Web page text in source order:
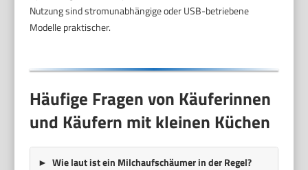
Nutzung sind stromunabhängige oder USB-betriebene
Modelle praktischer.
Häufige Fragen von Käuferinnen
und Käufern mit kleinen Küchen
Wie laut ist ein Milchaufschäumer in der Regel?